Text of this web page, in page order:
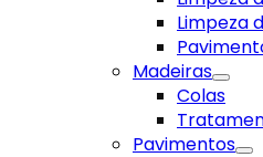
Limpeza
Madeiras
Colas
Pavimentos